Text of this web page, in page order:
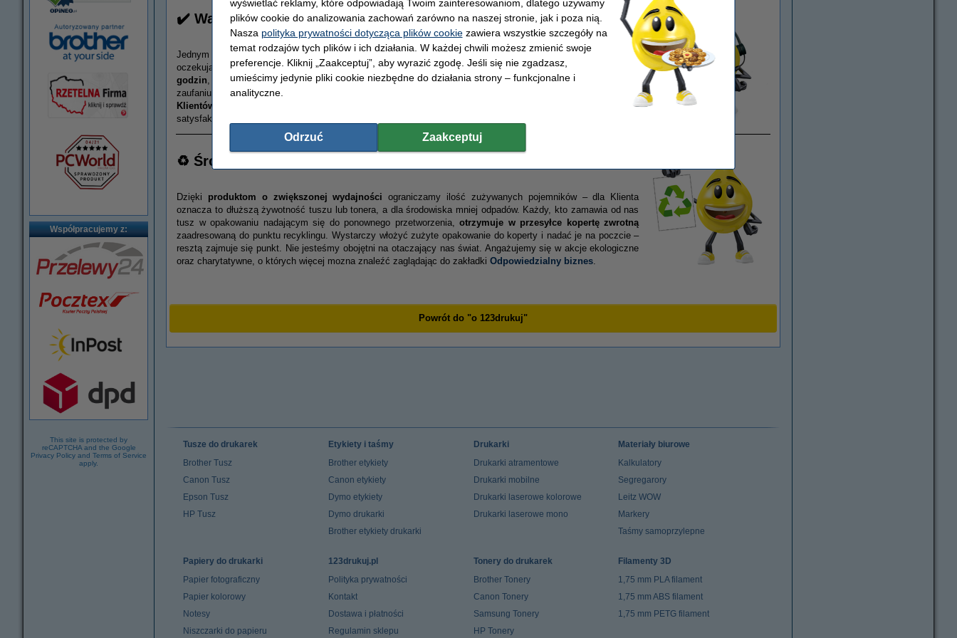
Współpracujemy z:
This site is protected by
reCAPTCHA and the Google
Privacy Policy and Terms of Service
apply.
✔️ Wartości
Jednym z naszych kluczowych priorytetów jest szybka i terminowa realizacja zamówień–często krótsza, niż
oczekują tego Klienci. Dzięki sprawnej logistyce jesteśmy w stanie dostarczyć produktynawet w ciągu 24
godzin, zapewniając tym samym maksymalny komfort zakupów. Dbamy o długofalowe relacje oparte na
zaufaniu i wysokiej jakości obsługi, co potwierdza fakt, że zaufało nam już
ponad 600.000 zadowolonych
Klientów
. Cieszymy się, gdy nasi Klienci wracają po kolejne zamówienia i polecają nasze usługi innym, a ich
satysfakcja jest dla nas najlepszym miernikiem skuteczności naszej pracy.
♻️ Środowisko
Dzięki produktom o zwiększonej wydajności ograniczamy ilość zużywanych pojemników –dla Klienta
oznacza to dłuższą żywotność tuszu lub tonera, a dla środowiska mniej odpadów. Każdy, kto zamawia od nas
tusz w opakowaniu nadającym się do ponownego przetworzenia,otrzymuje w przesyłce kopertę zwrotną
zaadresowaną do punktu recyklingu. Wystarczy włożyć zużyte opakowanie do koperty i nadać je na poczcie –
resztą zajmuje się punkt. Nie jesteśmy obojętni na otaczający nas świat. Angażujemy się w akcje ekologiczne
oraz charytatywne, o których więcej mozna znaleźć zaglądając do zakładkiOdpowiedzialny biznes.
Powrót do "o 123drukuj"
Tusze do drukarek
Brother Tusz
Canon Tusz
Epson Tusz
HP Tusz
Etykiety i taśmy
Brother etykiety
Canon etykiety
Dymo etykiety
Dymo drukarki
Brother etykiety drukarki
Drukarki
Drukarki atramentowe
Drukarki mobilne
Drukarki laserowe kolorowe
Drukarki laserowe mono
Materiały biurowe
Kalkulatory
Segregarory
Leitz WOW
Markery
Taśmy samoprzylepne
Papiery do drukarki
Papier fotograficzny
Papier kolorowy
Notesy
Niszczarki do papieru
123drukuj.pl
Polityka prywatności
Kontakt
Dostawa i płatności
Regulamin sklepu
Tonery do drukarek
Brother Tonery
Canon Tonery
Samsung Tonery
HP Tonery
Filamenty 3D
1,75 mm PLA filament
1,75 mm ABS filament
1,75 mm PETG filament
wyświetlać reklamy, które odpowiadają Twoim zainteresowaniom, dlatego używamy
plików cookie do analizowania zachowań zarówno na naszej stronie, jak i poza nią.
Nasza polityka prywatności dotycząca plików cookiezawiera wszystkie szczegóły na
temat rodzajów tych plików i ich działania. W każdej chwili możesz zmienić swoje
preferencje. Kliknij „Zaakceptuj”, aby wyrazić zgodę. Jeśli się nie zgadzasz,
umieścimy jedynie pliki cookie niezbędne do działania strony – funkcjonalne i
analityczne.
Odrzuć Zaakceptuj